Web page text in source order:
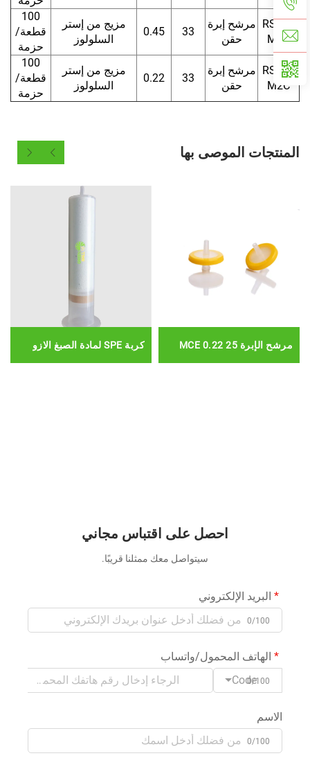
RSF33
M1C
مرشح إبرة
حقن
33
0.45
مزيج من إستر
السلولوز
100
قطعة/
حزمة
RSF33
M2C
مرشح إبرة
حقن
33
0.22
مزيج من إستر
السلولوز
100
قطعة/
حزمة
المنتجات الموصى بها
مرشح الإبرة 25 0.22 MCE كربة SPE لمادة الصبغ الازو
احصل على اقتباس مجاني
سيتواصل معك ممثلنا قريبًا.
البريد الإلكتروني
0/100
الهاتف المحمول/واتساب
Code0/100
الاسم
0/100